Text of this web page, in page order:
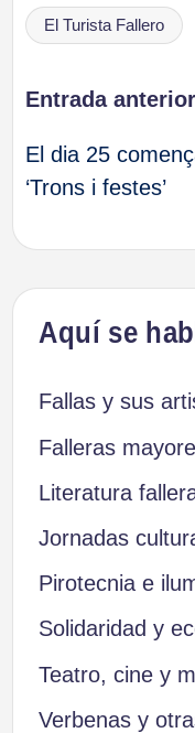
Etiquetas:
El Turista Fallero
de
entradas
Entrada anterior
El dia 25
‘Trons i festes’
Aquí se
Fallas y sus
Falleras
Literatura
Jornadas
Pirotecnia e
Solidaridad y
Teatro, cine y
Verbenas y